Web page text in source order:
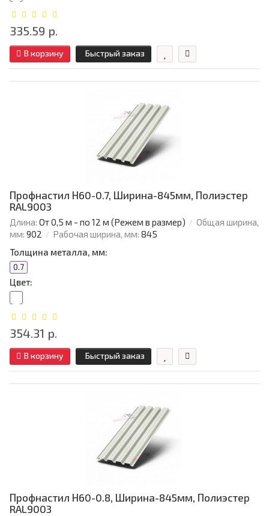
335.59 р.
В корзину Быстрый заказ
Профнастил Н60-0.7, Ширина-845мм, Полиэстер
RAL9003
Длина: От 0,5 м - по 12 м (Режем в размер)
Общая ширина,
мм: 902 Рабочая ширина, мм: 845
Толщина металла, мм:
0.7
Цвет:
354.31 р.
В корзину Быстрый заказ
Профнастил Н60-0.8, Ширина-845мм, Полиэстер
RAL9003